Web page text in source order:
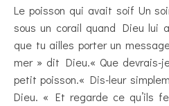
Le poisson qui avait soif Un soir un bébé poisson dormait
sous un corail quand Dieu lui
que tu ailles porter un
mer » dit Dieu.« Que devrais-
petit poisson.« Dis-leur
Dieu. « Et regarde ce qu’ils